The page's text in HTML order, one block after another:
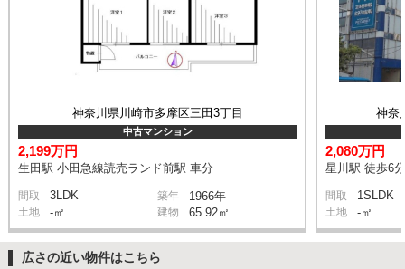
神奈川県川崎市多摩区三田3丁目
中古マンション
2,199万円
生田駅 小田急線読売ランド前駅 車分
間取 3LDK 築年 1966年
土地 -㎡ 建物 65.92㎡
神奈
2,080万円
星川駅 徒歩6分
間取 1SLDK
土地 -㎡
広さの近い物件はこちら